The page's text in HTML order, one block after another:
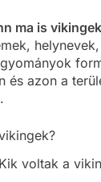
ma is
és azon a
Kik voltak a